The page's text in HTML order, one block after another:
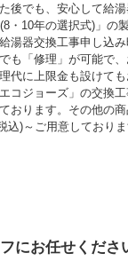
後でも、安心して給湯
・10年の選択式)」の
湯器交換工事申し込
も「修理」が可能で
代に上限金も設けて
コジョーズ」の交換
おります。その他の
込)～ご用意しており
にお任せくださ